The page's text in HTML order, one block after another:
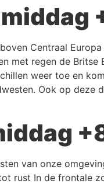
Centraal
met regen de Britse
weer toe en
Ook op deze
van onze
rust In de frontale